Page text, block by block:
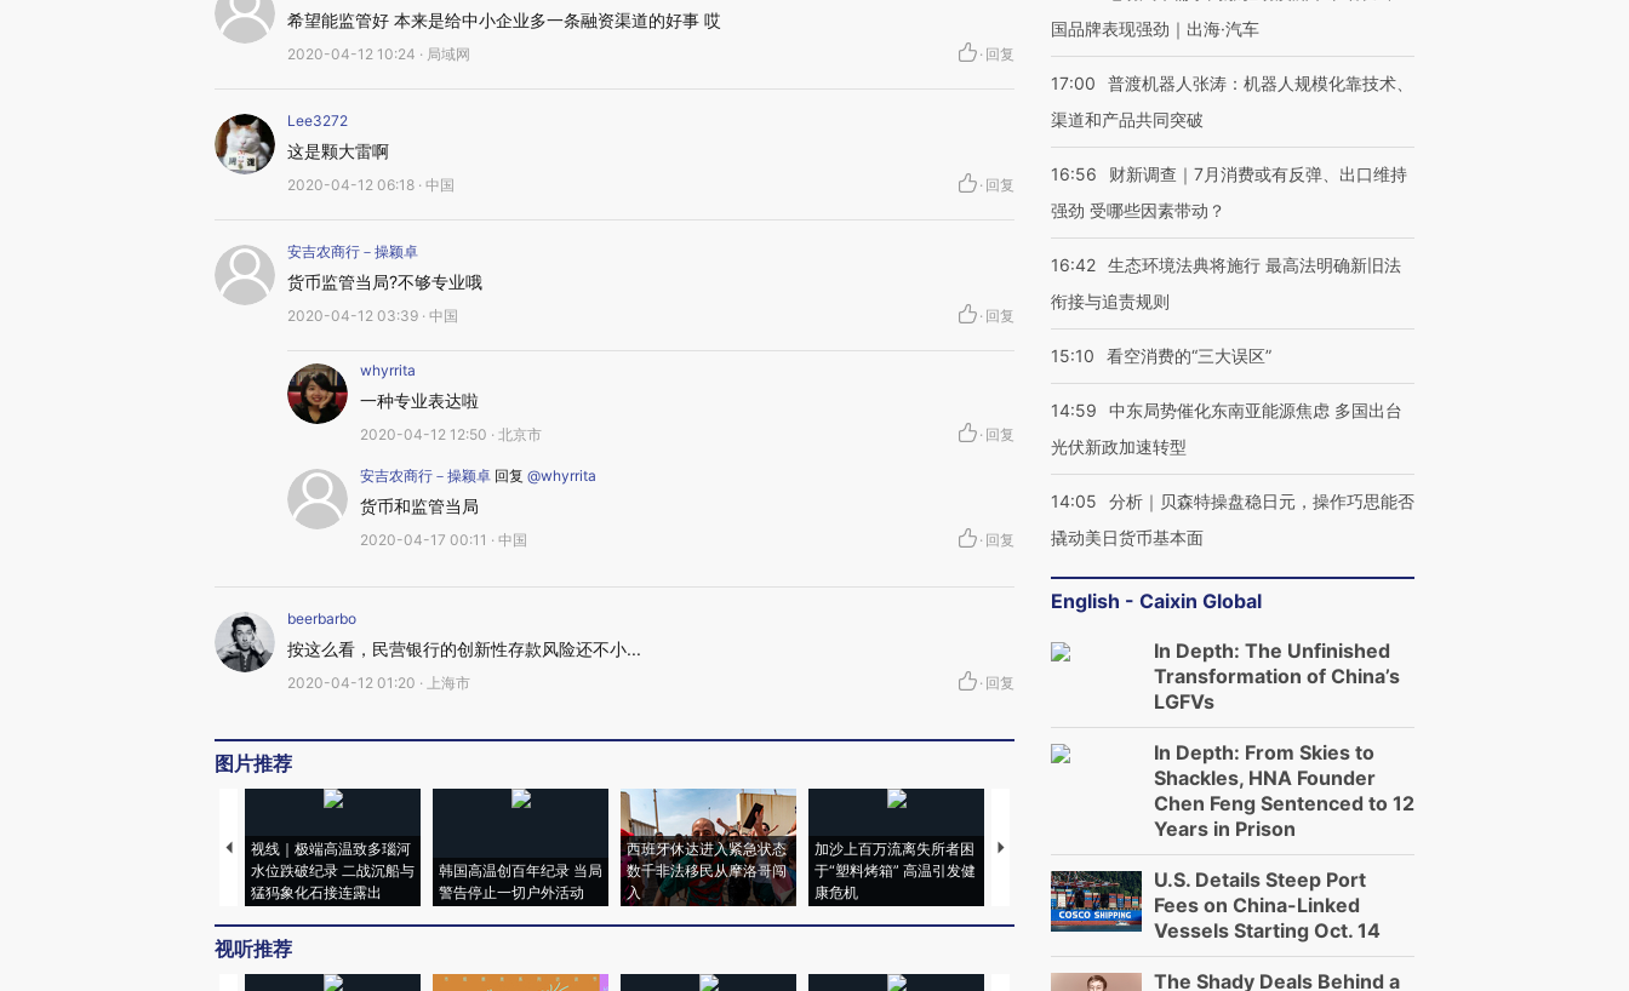
希望能监管好 本来是给中小企业多一条融资渠道的好事 哎
2020-04-12 10:24 · 局域网 · 回复
Lee3272
这是颗大雷啊
2020-04-12 06:18 · 中国 · 回复
安吉农商行－操颖卓
货币监管当局?不够专业哦
2020-04-12 03:39 · 中国 · 回复
whyrrita
一种专业表达啦
2020-04-12 12:50 · 北京市 · 回复
安吉农商行－操颖卓 回复 @whyrrita
货币和监管当局
2020-04-17 00:11 · 中国 · 回复
beerbarbo
按这么看，民营银行的创新性存款风险还不小...
2020-04-12 01:20 · 上海市 · 回复
图片推荐
视线｜极端高温致多瑙河
水位跌破纪录 二战沉船与
猛犸象化石接连露出
韩国高温创百年纪录 当局
警告停止一切户外活动
西班牙休达进入紧急状态
数千非法移民从摩洛哥闯
入
加沙上百万流离失所者困
于“塑料烤箱” 高温引发健
康危机
视线｜HYROX的吸金
术：是什么让中产们甘
心“花钱找虐”？
粒摇头丸 尿检体内含3种
毒品
视听推荐
国品牌表现强劲｜出海·汽车
17:00
普渡机器人张涛：机器人规模化靠技术、
渠道和产品共同突破
16:56
财新调查｜7月消费或有反弹、出口维持
强劲 受哪些因素带动？
16:42 生态环境法典将施行 最高法明确新旧法
衔接与追责规则
15:10 看空消费的“三大误区”
14:59
中东局势催化东南亚能源焦虑 多国出台
光伏新政加速转型
14:05
分析｜贝森特操盘稳日元，操作巧思能否
撬动美日货币基本面
English - Caixin Global
In Depth: The Unfinished
Transformation of China’s
LGFVs
In Depth: From Skies to
Shackles, HNA Founder
Chen Feng Sentenced to 12
Years in Prison
U.S. Details Steep Port
Fees on China-Linked
Vessels Starting Oct. 14
The Shady Deals Behind a